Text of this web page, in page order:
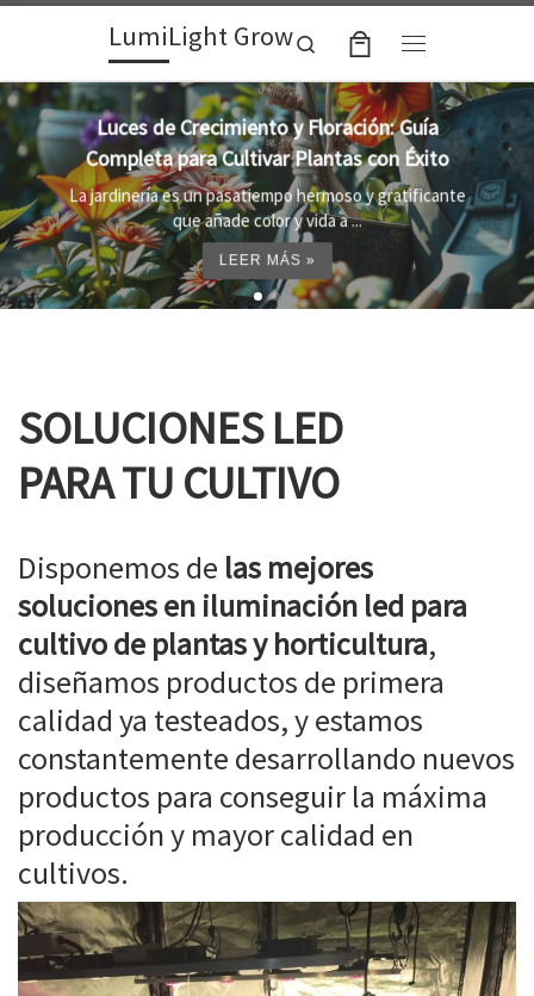
Skip to contentLumiLight Grow
Search
Lámparas para indoor: la clave para un
crecimiento óptimo de tus plantas
Al cultivar plantas en el interior, es importante
proporcionar el entorno adecuado ...
LEER MÁS »
SOLUCIONES LED
PARA TU CULTIVO
Disponemos de las mejores
soluciones en iluminación led para
cultivo de plantas y horticultura,
diseñamos productos de primera
calidad ya testeados, y estamos
constantemente desarrollando nuevos
productos para conseguir la máxima
producción y mayor calidad en
cultivos.